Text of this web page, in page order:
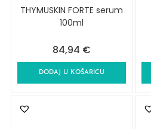
THYMUSKIN FORTE serum
100ml
84,94 €
DODAJ U KOŠARICU